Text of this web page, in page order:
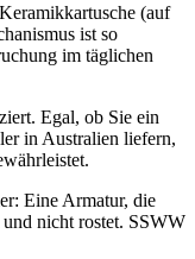
(auf
ist so
im täglichen
Egal, ob Sie ein
in Australien liefern,
Eine Armatur, die
nicht rostet. SSWW